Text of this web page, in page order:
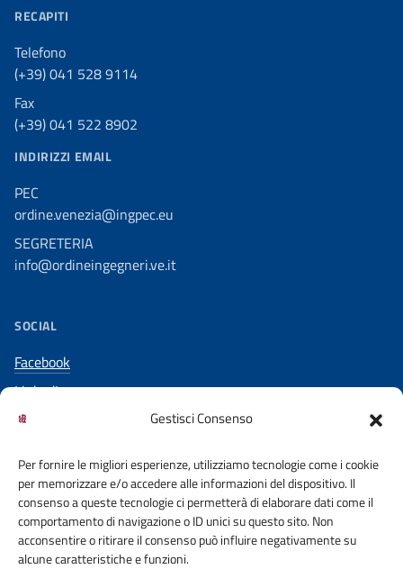
Gestisci Consenso
Per fornire le migliori esperienze, utilizziamo tecnologie come i cookie
per memorizzare e/o accedere alle informazioni del dispositivo. Il
consenso a queste tecnologie ci permetterà di elaborare dati come il
comportamento di navigazione o ID unici su questo sito. Non
acconsentire o ritirare il consenso può influire negativamente su
alcune caratteristiche e funzioni.
RECAPITI
Telefono
(+39) 041 528 9114
Fax
(+39) 041 522 8902
INDIRIZZI EMAIL
PEC
ordine.venezia@ingpec.eu
SEGRETERIA
info@ordineingegneri.ve.it
SOCIAL
Facebook
LinkedIn
YouTube
ACCESSO CIVICO COOKIE POLICY